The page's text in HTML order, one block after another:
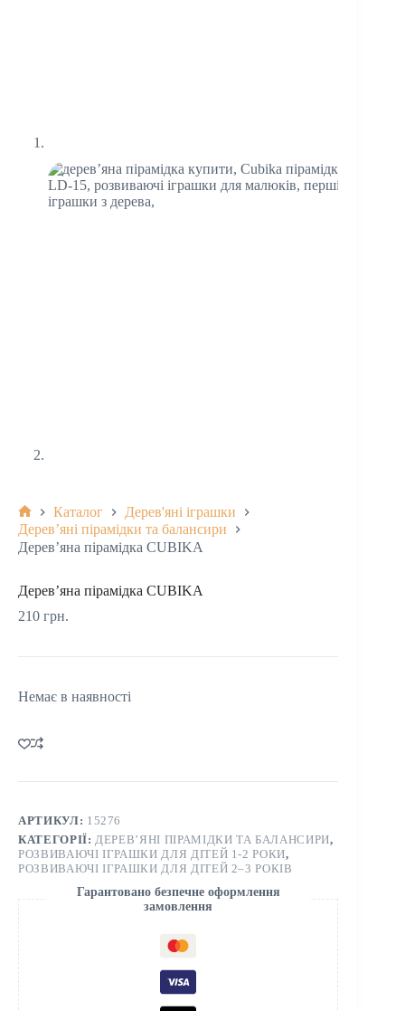
Каталог
Дерев'яні іграшки
Дерев’яні пірамідки та балансири
Дерев’яна пірамідка CUBIKA
Дерев’яна пірамідка CUBIKA
210 грн.
Немає в наявності
АРТИКУЛ: 15276
КАТЕГОРІЇ: ДЕРЕВ’ЯНІ ПІРАМІДКИ ТА БАЛАНСИРИ,
РОЗВИВАЮЧІ ІГРАШКИ ДЛЯ ДІТЕЙ 1-2 РОКИ,
РОЗВИВАЮЧІ ІГРАШКИ ДЛЯ ДІТЕЙ 2–3 РОКІВ
Гарантовано безпечне оформлення
замовлення